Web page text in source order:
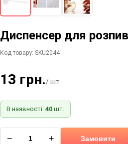
Диспенсер для
Код товару: SKU2044
13 грн./ шт.
В наявності: 40 шт.
− + Замовити